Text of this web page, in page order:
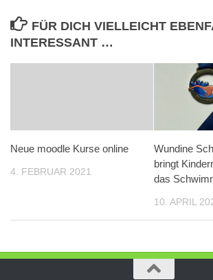
FÜR DICH VIELLEICHT
INTERESSANT …
Neue moodle Kurse online
4. FEBRUAR 2021
Wundine
bringt
das
10. APRIL